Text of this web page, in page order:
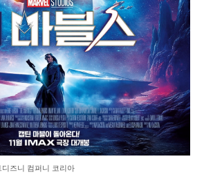
즈니 컴퍼니 코리아